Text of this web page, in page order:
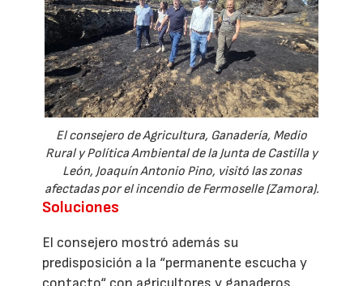
El consejero de Agricultura, Ganadería, Medio
Rural y Política Ambiental de la Junta de Castilla y
León, Joaquín Antonio Pino, visitó las zonas
afectadas por el incendio de Fermoselle (Zamora).
Soluciones
El consejero mostró además su
predisposición a la “permanente escucha y